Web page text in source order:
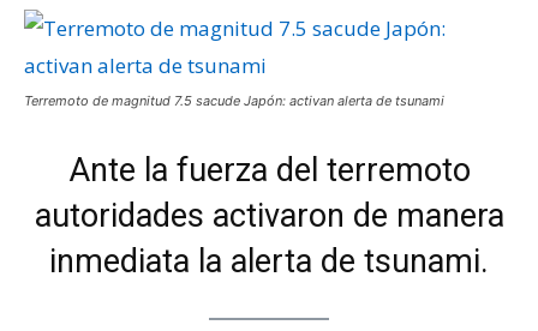
Terremoto de magnitud 7.5 sacude Japón: activan alerta de tsunami
Ante la fuerza del terremoto
autoridades activaron de manera
inmediata la alerta de tsunami.